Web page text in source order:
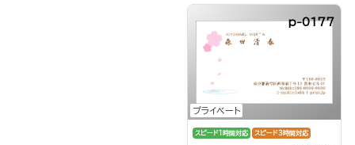
プライベート
p-0177
スピード1時間対応 スピード3時間対応